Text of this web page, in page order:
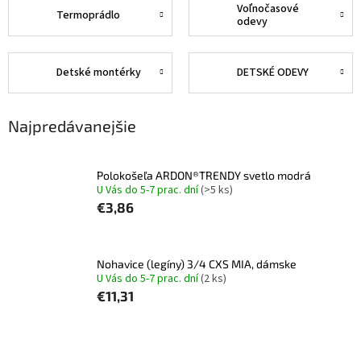
Termoprádlo
Voľnočasové
odevy
Detské montérky DETSKÉ ODEVY
Najpredávanejšie
Polokošeľa ARDON®TRENDY svetlo modrá
U Vás do 5-7 prac. dní(>5 ks)
€3,86
Nohavice (legíny) 3/4 CXS MIA, dámske
U Vás do 5-7 prac. dní(2 ks)
€11,31